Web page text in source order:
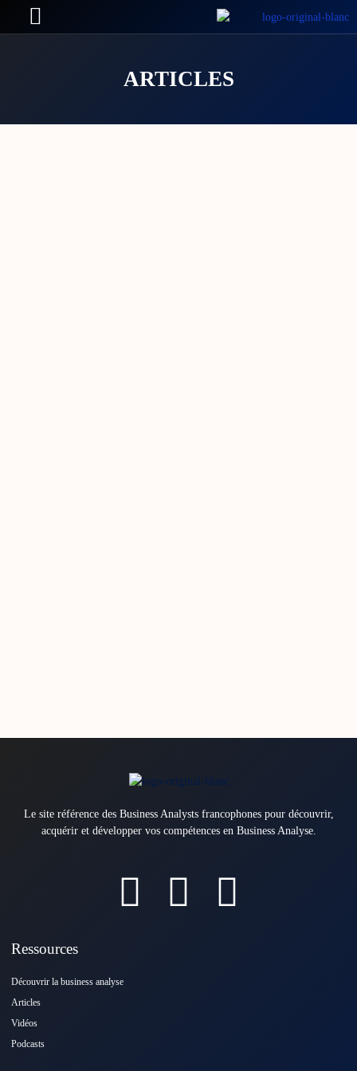
ARTICLES
Le site référence des Business Analysts francophones pour découvrir,
acquérir et développer vos compétences en Business Analyse.
Ressources
Découvrir la business analyse
Articles
Vidéos
Podcasts